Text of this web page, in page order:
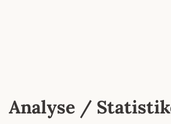
Analyse /